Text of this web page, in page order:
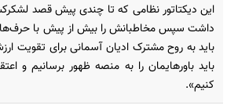
این دیکتاتور نظامی که تا چندی پیش قصد
داشت سپس مخاطبانش را بیش از پیش با
باید به روح مشترک ادیان آسمانی برای تقویت
باید باورهایمان را به منصه ظهور برسانیم و
کنیم».